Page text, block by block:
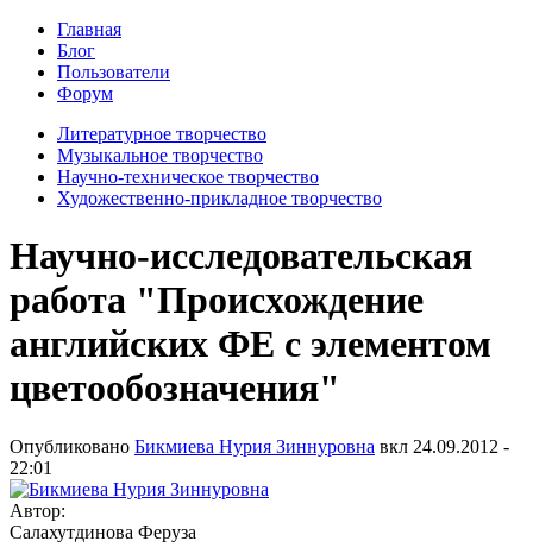
Главная
Блог
Пользователи
Форум
Литературное творчество
Музыкальное творчество
Научно-техническое творчество
Художественно-прикладное творчество
Научно-исследовательская
работа "Происхождение
английских ФЕ с элементом
цветообозначения"
Опубликовано Бикмиева Нурия Зиннуровна вкл 24.09.2012 -
22:01
Автор:
Салахутдинова Феруза